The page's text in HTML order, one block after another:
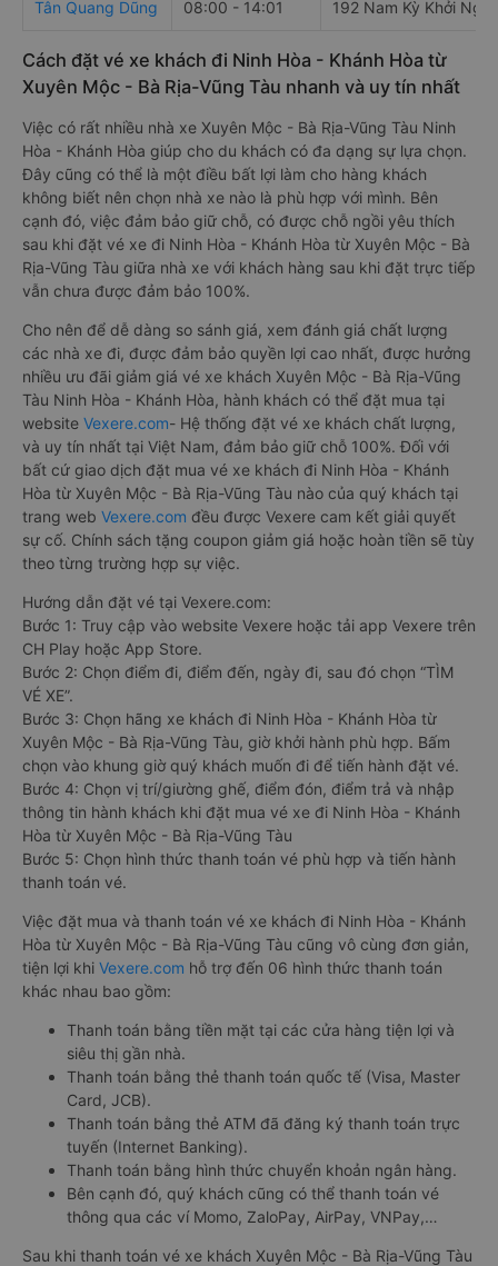
Tân Quang Dũng 08:00 - 14:01 192 Nam Kỳ Khởi
Cách đặt vé xe khách đi Ninh Hòa - Khánh Hòa từ
Xuyên Mộc - Bà Rịa-Vũng Tàu nhanh và uy tín nhất
Việc có rất nhiều nhà xe Xuyên Mộc - Bà Rịa-Vũng Tàu Ninh
Hòa - Khánh Hòa giúp cho du khách có đa dạng sự lựa chọn.
Đây cũng có thể là một điều bất lợi làm cho hàng khách
không biết nên chọn nhà xe nào là phù hợp với mình. Bên
cạnh đó, việc đảm bảo giữ chỗ, có được chỗ ngồi yêu thích
sau khi đặt vé xe đi Ninh Hòa - Khánh Hòa từ Xuyên Mộc - Bà
Rịa-Vũng Tàu giữa nhà xe với khách hàng sau khi đặt trực tiếp
vẫn chưa được đảm bảo 100%.
Cho nên để dễ dàng so sánh giá, xem đánh giá chất lượng
các nhà xe đi, được đảm bảo quyền lợi cao nhất, được hưởng
nhiều ưu đãi giảm giá vé xe khách Xuyên Mộc - Bà Rịa-Vũng
Tàu Ninh Hòa - Khánh Hòa, hành khách có thể đặt mua tại
website Vexere.com- Hệ thống đặt vé xe khách chất lượng,
và uy tín nhất tại Việt Nam, đảm bảo giữ chỗ 100%. Đối với
bất cứ giao dịch đặt mua vé xe khách đi Ninh Hòa - Khánh
Hòa từ Xuyên Mộc - Bà Rịa-Vũng Tàu nào của quý khách tại
trang web Vexere.com đều được Vexere cam kết giải quyết
sự cố. Chính sách tặng coupon giảm giá hoặc hoàn tiền sẽ tùy
theo từng trường hợp sự việc.
Hướng dẫn đặt vé tại Vexere.com:
Bước 1: Truy cập vào website Vexere hoặc tải app Vexere trên
CH Play hoặc App Store.
Bước 2: Chọn điểm đi, điểm đến, ngày đi, sau đó chọn “TÌM
VÉ XE”.
Bước 3: Chọn hãng xe khách đi Ninh Hòa - Khánh Hòa từ
Xuyên Mộc - Bà Rịa-Vũng Tàu, giờ khởi hành phù hợp. Bấm
chọn vào khung giờ quý khách muốn đi để tiến hành đặt vé.
Bước 4: Chọn vị trí/giường ghế, điểm đón, điểm trả và nhập
thông tin hành khách khi đặt mua vé xe đi Ninh Hòa - Khánh
Hòa từ Xuyên Mộc - Bà Rịa-Vũng Tàu
Bước 5: Chọn hình thức thanh toán vé phù hợp và tiến hành
thanh toán vé.
Việc đặt mua và thanh toán vé xe khách đi Ninh Hòa - Khánh
Hòa từ Xuyên Mộc - Bà Rịa-Vũng Tàu cũng vô cùng đơn giản,
tiện lợi khi Vexere.com hỗ trợ đến 06 hình thức thanh toán
khác nhau bao gồm:
Thanh toán bằng tiền mặt tại các cửa hàng tiện lợi và
siêu thị gần nhà.
Thanh toán bằng thẻ thanh toán quốc tế (Visa, Master
Card, JCB).
Thanh toán bằng thẻ ATM đã đăng ký thanh toán trực
tuyến (Internet Banking).
Thanh toán bằng hình thức chuyển khoản ngân hàng.
Bên cạnh đó, quý khách cũng có thể thanh toán vé
thông qua các ví Momo, ZaloPay, AirPay, VNPay,…
Sau khi thanh toán vé xe khách Xuyên Mộc - Bà Rịa-Vũng Tàu